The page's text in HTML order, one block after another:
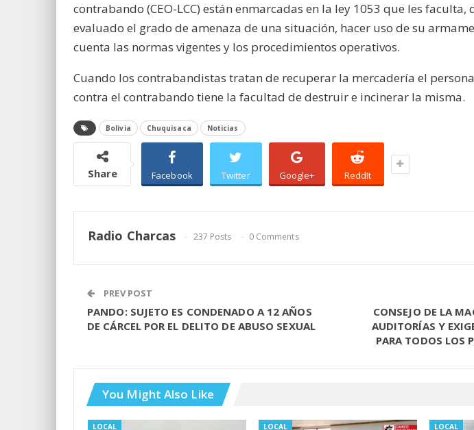
contrabando (CEO-LCC) están enmarcadas en la ley 1053 que les faculta,
evaluado el grado de amenaza de una situación, hacer uso de su
cuenta las normas vigentes y los procedimientos operativos.
Cuando los contrabandistas tratan de recuperar la mercadería el
contra el contrabando tiene la facultad de destruir e incinerar la misma.
Bolivia Chuquisaca Noticias
Share Facebook Twitter Google+ ReddIt
Radio Charcas 237 Posts 0 Comments
PREV POST
PANDO: SUJETO ES CONDENADO A 12 AÑOS
DE CÁRCEL POR EL DELITO DE ABUSO SEXUAL
CONSEJO DE LA
AUDITORÍAS Y
PARA TODOS LOS
You Might Also Like
LOCAL LOCAL LOCAL